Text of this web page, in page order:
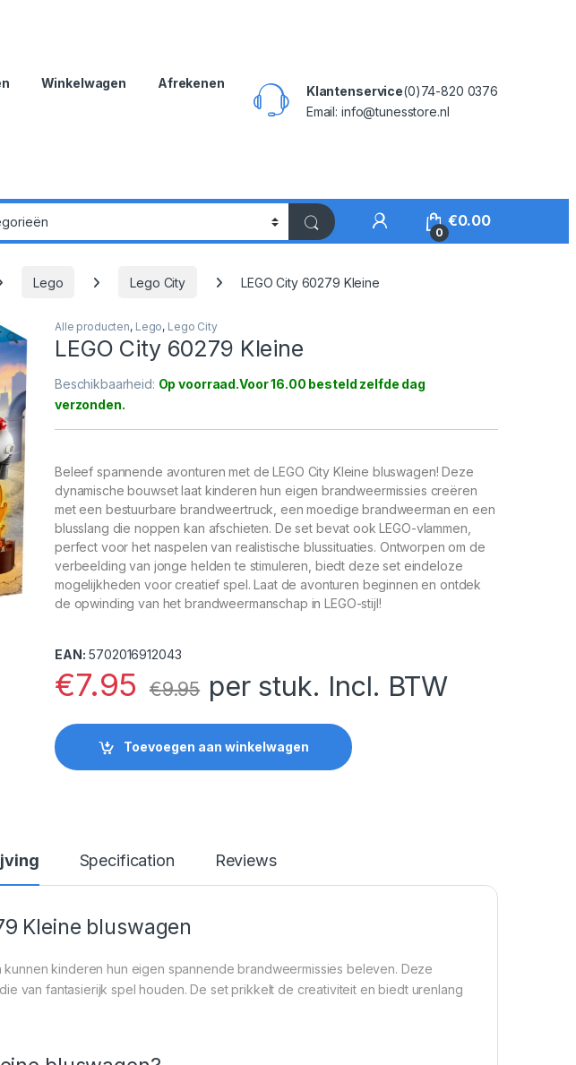
Winkelwagen Afrekenen
Klantenservice(0)74-820 0376
Email: info@tunesstore.nl
My Account
0
€0.00
Lego Lego City LEGO City 60279 Kleine
🔍
Alle producten, Lego, Lego City
LEGO City 60279 Kleine
Beschikbaarheid: Op voorraad
Beleef spannende avonturen met de LEGO City Kleine bluswagen! Deze
dynamische bouwset laat kinderen hun eigen brandweermissies creëren
met een bestuurbare brandweertruck, een moedige brandweerman en een
blusslang die noppen kan afschieten. De set bevat ook LEGO-vlammen,
perfect voor het naspelen van realistische blussituaties. Ontworpen om de
verbeelding van jonge helden te stimuleren, biedt deze set eindeloze
mogelijkheden voor creatief spel. Laat de avonturen beginnen en ontdek
de opwinding van het brandweermanschap in LEGO-stijl!
EAN: 5702016912043
€7.95 €9.95 per stuk. Incl. BTW
Toevoegen aan winkelwagen
Specification Reviews
Kleine bluswagen
kinderen hun eigen spannende brandweermissies beleven. Deze
van fantasierijk spel houden. De set prikkelt de creativiteit en biedt urenlang